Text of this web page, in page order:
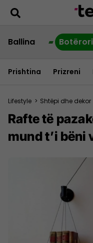
Ballina
Prishtina Prizreni
Lifestyle > Shtëpi dhe dekor
Rafte të
mund t’i bëni